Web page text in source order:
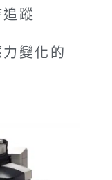
蹤
變化的